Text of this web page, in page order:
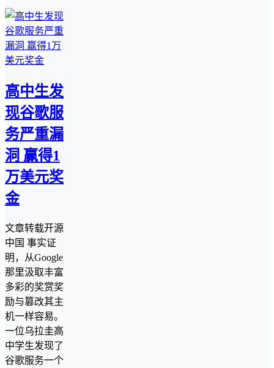
高中生发
现谷歌服
务严重漏
洞 赢得1
万美元奖
金
文章转载开源
中国 事实证
明，从Google
那里汲取丰富
多彩的奖赏奖
励与篡改其主
机一样容易。
一位乌拉圭高
中学生发现了
谷歌服务一个